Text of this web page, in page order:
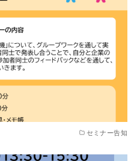
セミナー告知